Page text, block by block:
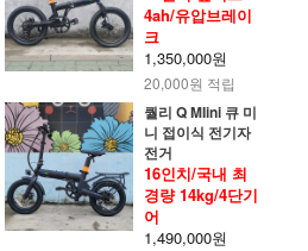
4ah/유압브레이
크
1,350,000원
20,000원 적립
퀄리 Q MIini 큐 미
니 접이식 전기자
전거
16인치/국내 최
경량 14kg/4단기
어
1,490,000원